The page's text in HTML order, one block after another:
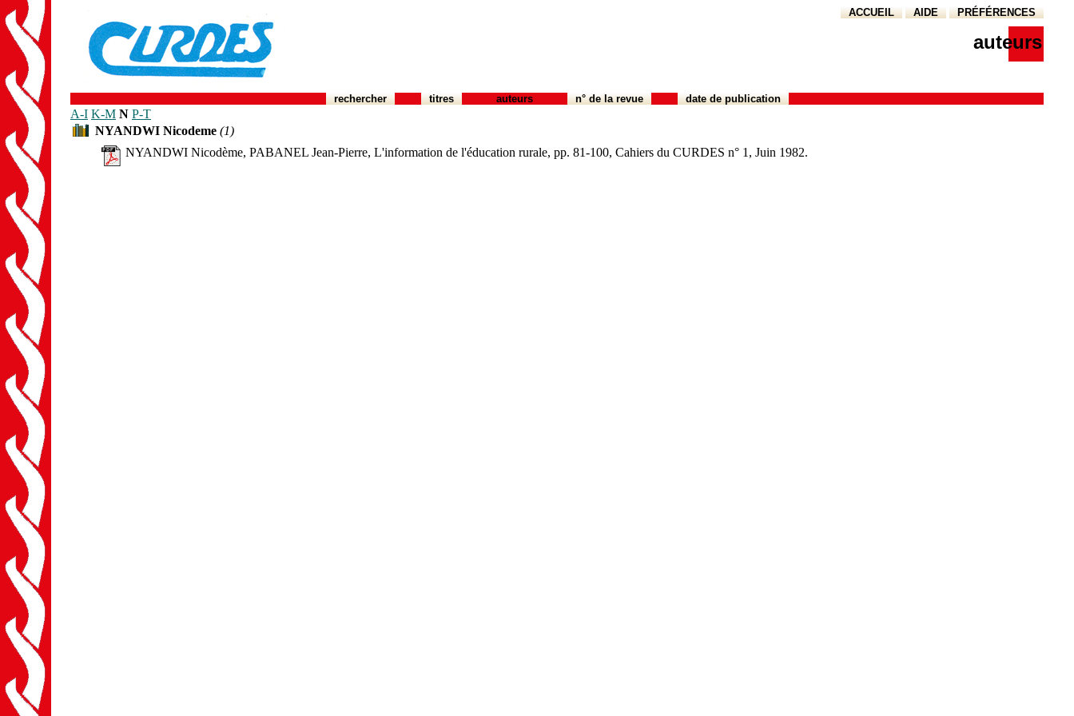
ACCUEIL AIDE PRÉFÉRENCES
auteurs
rechercher titres auteurs n° de la revue date de publication
A-I K-M N P-T
NYANDWI Nicodeme (1)
NYANDWI Nicodème, PABANEL Jean-Pierre, L'information de l'éducation rurale, pp. 81-100, Cahiers du CURDES n° 1, Juin 1982.